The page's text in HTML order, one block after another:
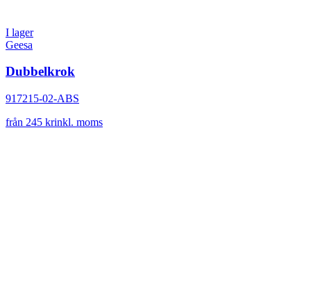
I lager
Geesa
Dubbelkrok
917215-02-ABS
från 245 krinkl. moms